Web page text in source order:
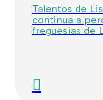
Talentos de
continua a
freguesias de